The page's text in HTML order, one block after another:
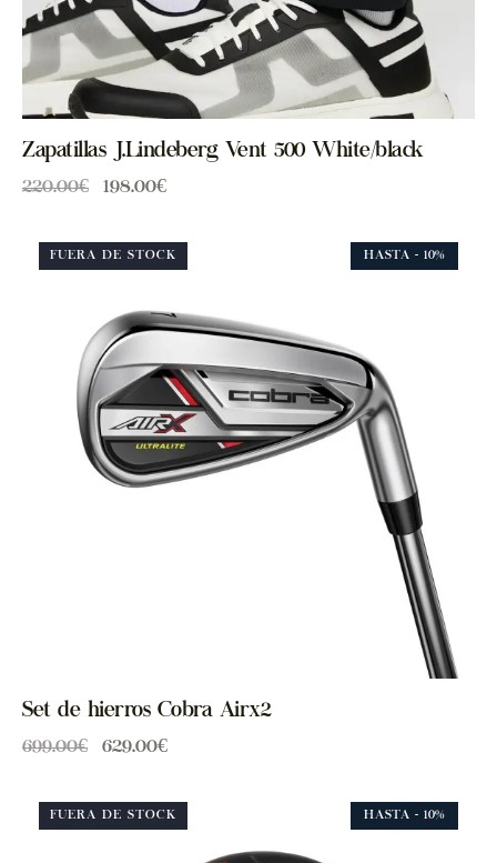
Zapatillas J.Lindeberg Vent 500 White/black
220.00€ 198.00€
FUERA DE STOCK HASTA - 10%
Set de hierros Cobra Airx2
699.00€ 629.00€
FUERA DE STOCK HASTA - 10%